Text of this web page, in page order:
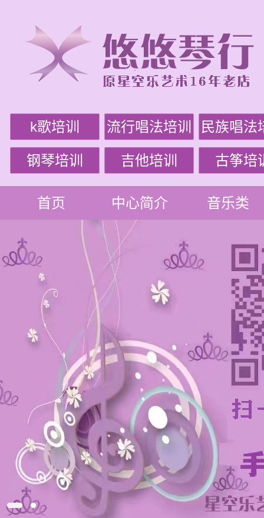
k歌培训 流行唱法培训 民族唱法
钢琴培训 吉他培训 古筝培
首页 中心简介 音乐类